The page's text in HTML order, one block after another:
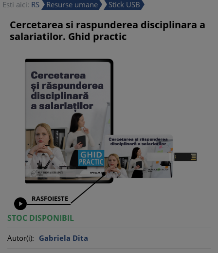
Esti aici: RS Resurse umane Stick USB
Cercetarea si raspunderea disciplinara a
salariatilor. Ghid practic

RASFOIESTE
STOC DISPONIBIL
Autor(i): Gabriela Dita